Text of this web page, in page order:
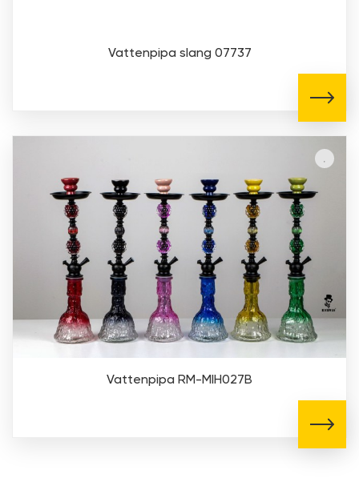
Vattenpipa slang 07737
Vattenpipa RM-MIH027B